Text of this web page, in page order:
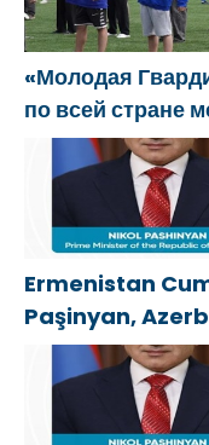
«Молодая
по всей стране
физкультурника
Ermenistan
Paşinyan,